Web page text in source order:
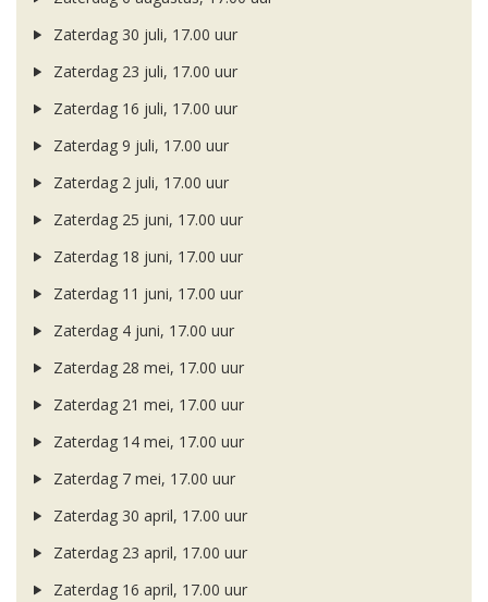
Zaterdag 30 juli, 17.00 uur
Zaterdag 23 juli, 17.00 uur
Zaterdag 16 juli, 17.00 uur
Zaterdag 9 juli, 17.00 uur
Zaterdag 2 juli, 17.00 uur
Zaterdag 25 juni, 17.00 uur
Zaterdag 18 juni, 17.00 uur
Zaterdag 11 juni, 17.00 uur
Zaterdag 4 juni, 17.00 uur
Zaterdag 28 mei, 17.00 uur
Zaterdag 21 mei, 17.00 uur
Zaterdag 14 mei, 17.00 uur
Zaterdag 7 mei, 17.00 uur
Zaterdag 30 april, 17.00 uur
Zaterdag 23 april, 17.00 uur
Zaterdag 16 april, 17.00 uur